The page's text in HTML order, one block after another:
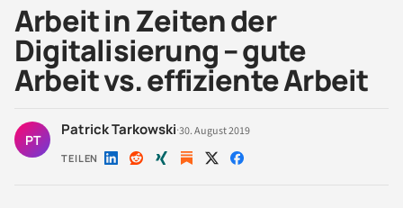
Arbeit in Zeiten der
Digitalisierung – gute
Arbeit vs. effiziente Arbeit
PT
Patrick Tarkowski·30. August 2019
TEILEN Auf Auf Auf Auf Auf